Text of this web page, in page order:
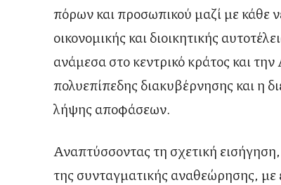
πόρων και προσωπικού μαζί με κάθε
οικονομικής και διοικητικής
ανάμεσα στο κεντρικό κράτος και
πολυεπίπεδης διακυβέρνησης και η
λήψης αποφάσεων.
Αναπτύσσοντας τη σχετική
της συνταγματικής αναθεώρησης,